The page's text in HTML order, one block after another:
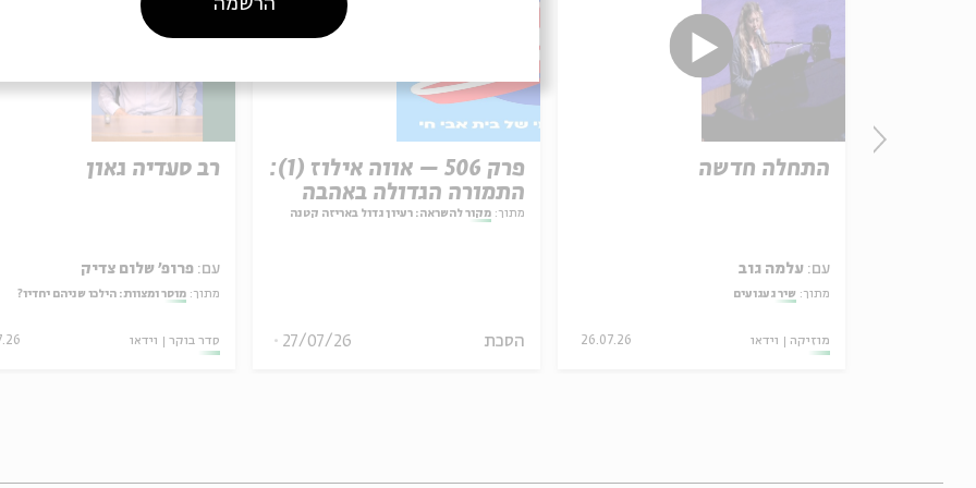
רב סעדיה גאון
עם: פרופ' שלום צדיק
מתוך: מוסר ומצוות: הילכו שניהם יחדיו?
סדר בוקר וידאו
פרק 506 – אווה אילוז (1):
התמורה הגדולה באהבה
מתוך: מקור להשראה: רעיון גדול באריזה קטנה
הסכת 27/07/26
התחלה חדשה
עם: עלמה גוב
מתוך: שיר געגועים
מוזיקה וידאו 26.07.26